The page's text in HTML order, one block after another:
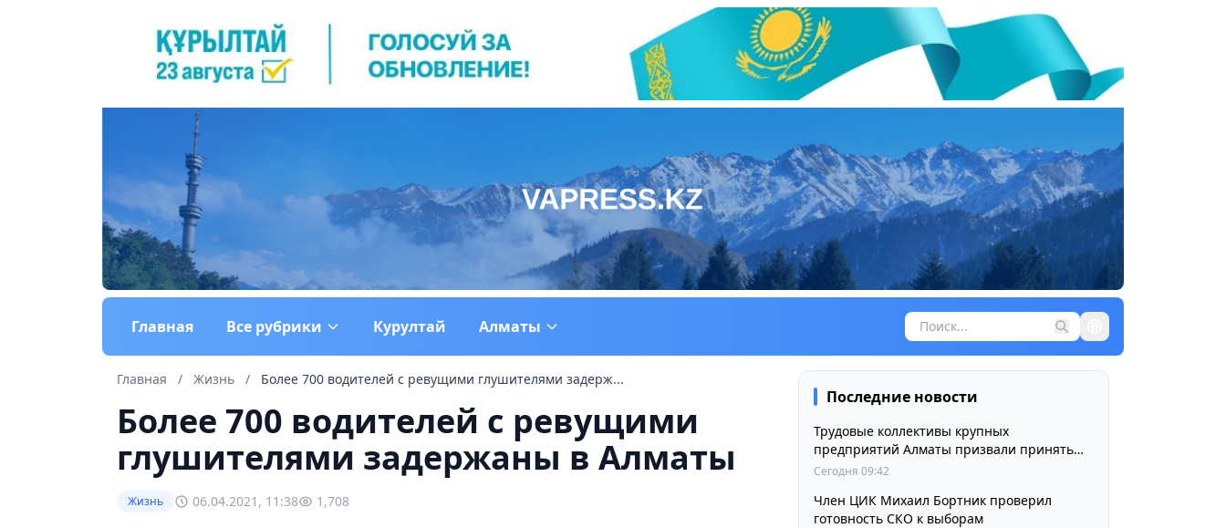
Главная Все рубрики Курултай Алматы
Главная / Жизнь / Более 700 водителей с ревущими глушителями задерж...
Более 700 водителей с ревущими
глушителями задержаны в Алматы
Жизнь 06.04.2021, 11:38 1,708
Последние новости
Трудовые коллективы крупных
предприятий Алматы призвали принять
участие в выборах членов Курултая
Сегодня 09:42
Член ЦИК Михаил Бортник проверил
готовность СКО к выборам